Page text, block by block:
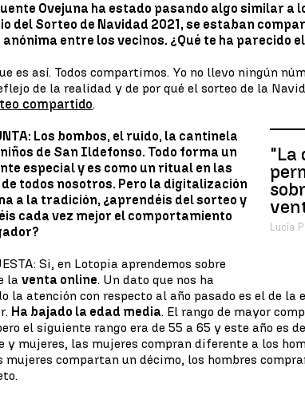
Ovejuna ha estado pasando algo similar a
del Sorteo de Navidad 2021, se estaban
entre los vecinos. ¿Qué te ha parecido
es así. Todos compartimos. Yo no llevo ningún
de la realidad y de por qué el sorteo de la
compartido.
"La
Lucía
Los bombos, el ruido, la cantinela
de San Ildefonso. Todo forma un
especial y es como un ritual en las
todos nosotros. Pero la digitalización
a la tradición, ¿aprendéis del sorteo y
cada vez mejor el comportamiento
Si, en Lotopia aprendemos sobre
laventa online. Un dato que nos ha
la atención con respecto al año pasado es el de la
Ha bajado la edad media. El rango de mayor
el siguiente rango era de 55 a 65 y este año es
y mujeres, las mujeres compran diferente a los
mujeres compartan un décimo, los hombres